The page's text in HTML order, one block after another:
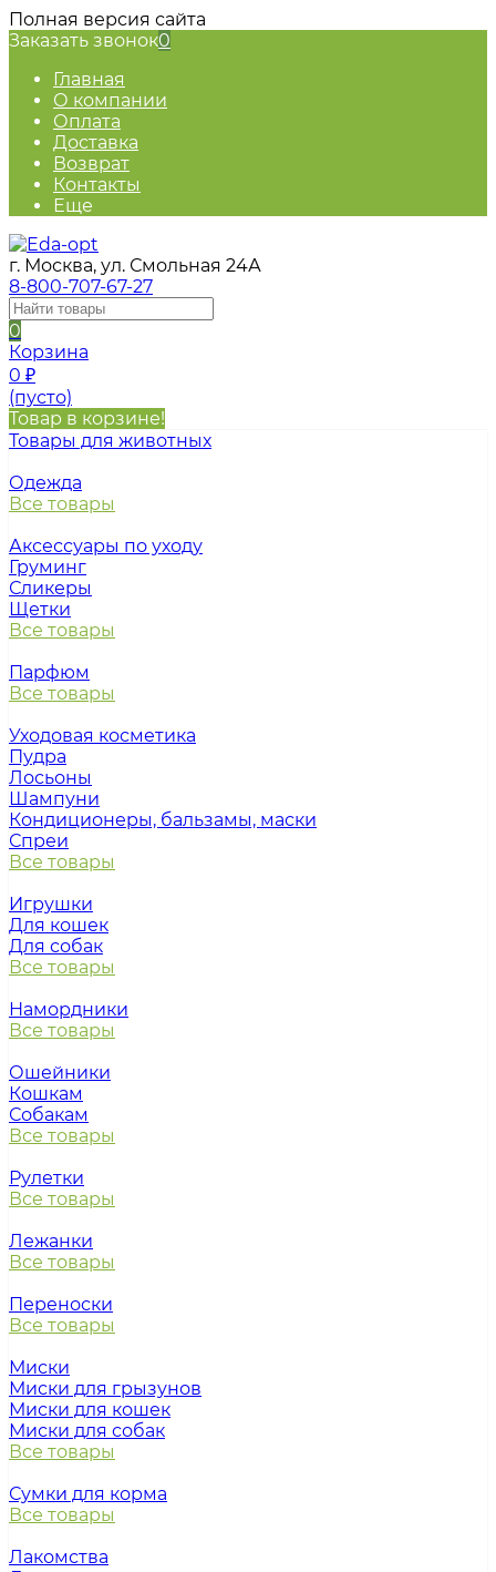
Полная версия сайта
Заказать звонок0
Главная
О компании
Оплата
Доставка
Возврат
Контакты
Еще
г. Москва, ул. Смольная 24А
8-800-707-67-27
0
Корзина
0 ₽
(пусто)
Товар в корзине!
Товары для животных
Одежда
Все товары
Аксессуары по уходу
Груминг
Сликеры
Щетки
Все товары
Парфюм
Все товары
Уходовая косметика
Пудра
Лосьоны
Шампуни
Кондиционеры, бальзамы, маски
Спреи
Все товары
Игрушки
Для кошек
Для собак
Все товары
Намордники
Все товары
Ошейники
Кошкам
Собакам
Все товары
Рулетки
Все товары
Лежанки
Все товары
Переноски
Все товары
Миски
Миски для грызунов
Миски для кошек
Миски для собак
Все товары
Сумки для корма
Все товары
Лакомства